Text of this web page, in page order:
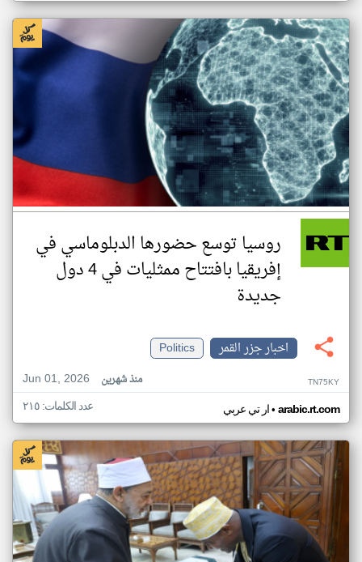
روسيا توسع حضورها الدبلوماسي في
إفريقيا بافتتاح ممثليات في 4 دول
جديدة
اخبار جزر القمر
Politics
Jun 01, 2026
منذ شهرين TN75KY
ار تي عربي• arabic.rt.com عدد الكلمات: ٢١٥